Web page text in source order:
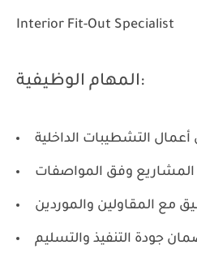
Interior Fit-Out Specialist
المهام الوظيفية: